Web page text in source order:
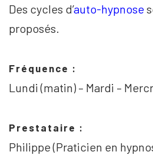
Des cycles d’auto-hypnose
proposés.
Fréquence :
Lundi (matin) – Mardi –
Prestataire :
Philippe (Praticien en